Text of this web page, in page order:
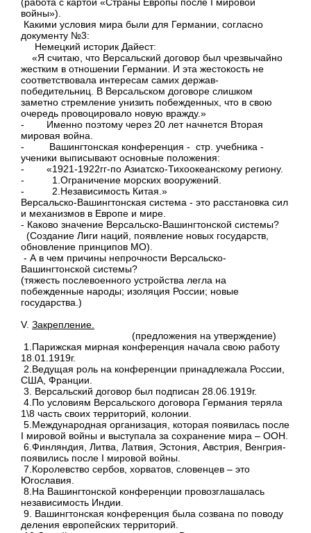
(работа с картой «Страны Европы после I мировой
войны»).
Какими условия мира были для Германии, согласно
документу №3:
Немецкий историк Дайест:
«Я считаю, что Версальский договор был чрезвычайно
жестким в отношении Германии. И эта жестокость не
соответствовала интересам самих держав-
победительниц. В Версальском договоре слишком
заметно стремление унизить побежденных, что в свою
очередь провоцировало новую вражду.»
- Именно поэтому через 20 лет начнется Вторая
мировая война.
- Вашингтонская конференция - стр. учебника -
ученики выписывают основные положения:
- «1921-1922гг-по Азиатско-Тихоокеанскому региону.
- 1.Ограничение морских вооружений.
- 2.Независимость Китая.»
Версальско-Вашингтонская система - это расстановка сил
и механизмов в Европе и мире.
- Каково значение Версальско-Вашингтонской системы?
(Создание Лиги наций, появление новых государств,
обновление принципов МО).
- А в чем причины непрочности Версальско-
Вашингтонской системы?
(тяжесть послевоенного устройства легла на
побежденные народы; изоляция России; новые
государства.)
V. Закрепление.
(предложения на утверждение)
1.Парижская мирная конференция начала свою работу
18.01.1919г.
2.Ведущая роль на конференции принадлежала России,
США, Франции.
3. Версальский договор был подписан 28.06.1919г.
4.По условиям Версальского договора Германия теряла
1\8 часть своих территорий, колонии.
5.Международная организация, которая появилась после
I мировой войны и выступала за сохранение мира – ООН.
6.Финляндия, Литва, Латвия, Эстония, Австрия, Венгрия-
появились после I мировой войны.
7.Королевство сербов, хорватов, словенцев – это
Югославия.
8.На Вашингтонской конференции провозглашалась
независимость Индии.
9. Вашингтонская конференция была созвана по поводу
деления европейских территорий.